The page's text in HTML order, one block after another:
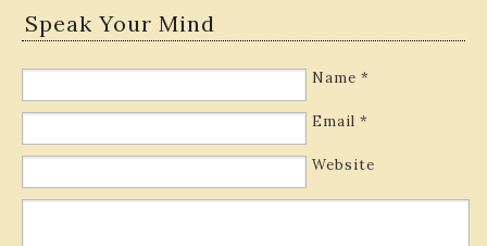
Speak Your Mind
Name *
Email *
Website